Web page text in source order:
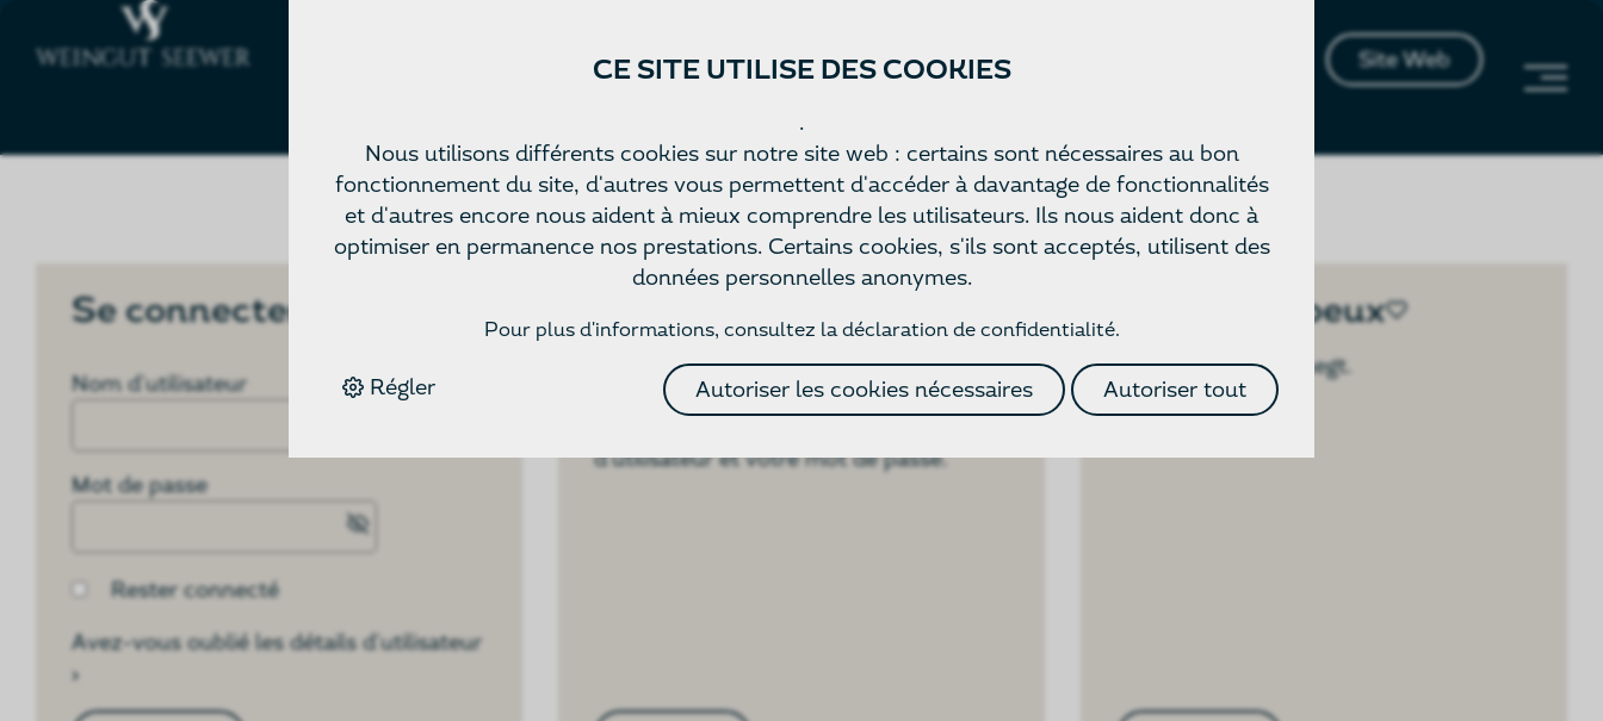
Site Web
Se connecter
Nom d'utilisateur
Mot de passe
Rester connecté
Avez-vous oublié les détails d'utilisateur
›
S'inscrire
Vous pouvez vous inscrire sur cet écran.
Pour les commandes suivantes, vous
d'utilisateur et votre mot de passe.
Listes de voeux
0 Article Hinzugefuegt.
CE SITE UTILISE DES COOKIES
.
Nous utilisons différents cookies sur notre site web : certains sont nécessaires au bon
fonctionnement du site, d'autres vous permettent d'accéder à davantage de fonctionnalités
et d'autres encore nous aident à mieux comprendre les utilisateurs. Ils nous aident donc à
optimiser en permanence nos prestations. Certains cookies, s'ils sont acceptés, utilisent des
données personnelles anonymes.
Pour plus d'informations, consultez la déclaration de confidentialité.
Régler Autoriser les cookies nécessaires Autoriser tout